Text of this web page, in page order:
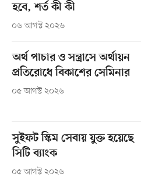
হবে, শর্ত কী কী
০৬ আগস্ট ২০২৬
অর্থ পাচার ও সন্ত্রাসে অর্থায়ন
প্রতিরোধে বিকাশের সেমিনার
০৫ আগস্ট ২০২৬
সুইফট স্কিম সেবায় যুক্ত হয়েছে
সিটি ব্যাংক
০৫ আগস্ট ২০২৬